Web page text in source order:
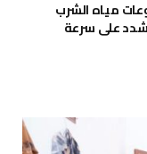
مياه الشرب
على سرعة